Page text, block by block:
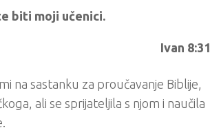
biti moji učenici.
Ivan 8:31
na sastanku za proučavanje Biblije,
ali se sprijateljila s njom i naučila